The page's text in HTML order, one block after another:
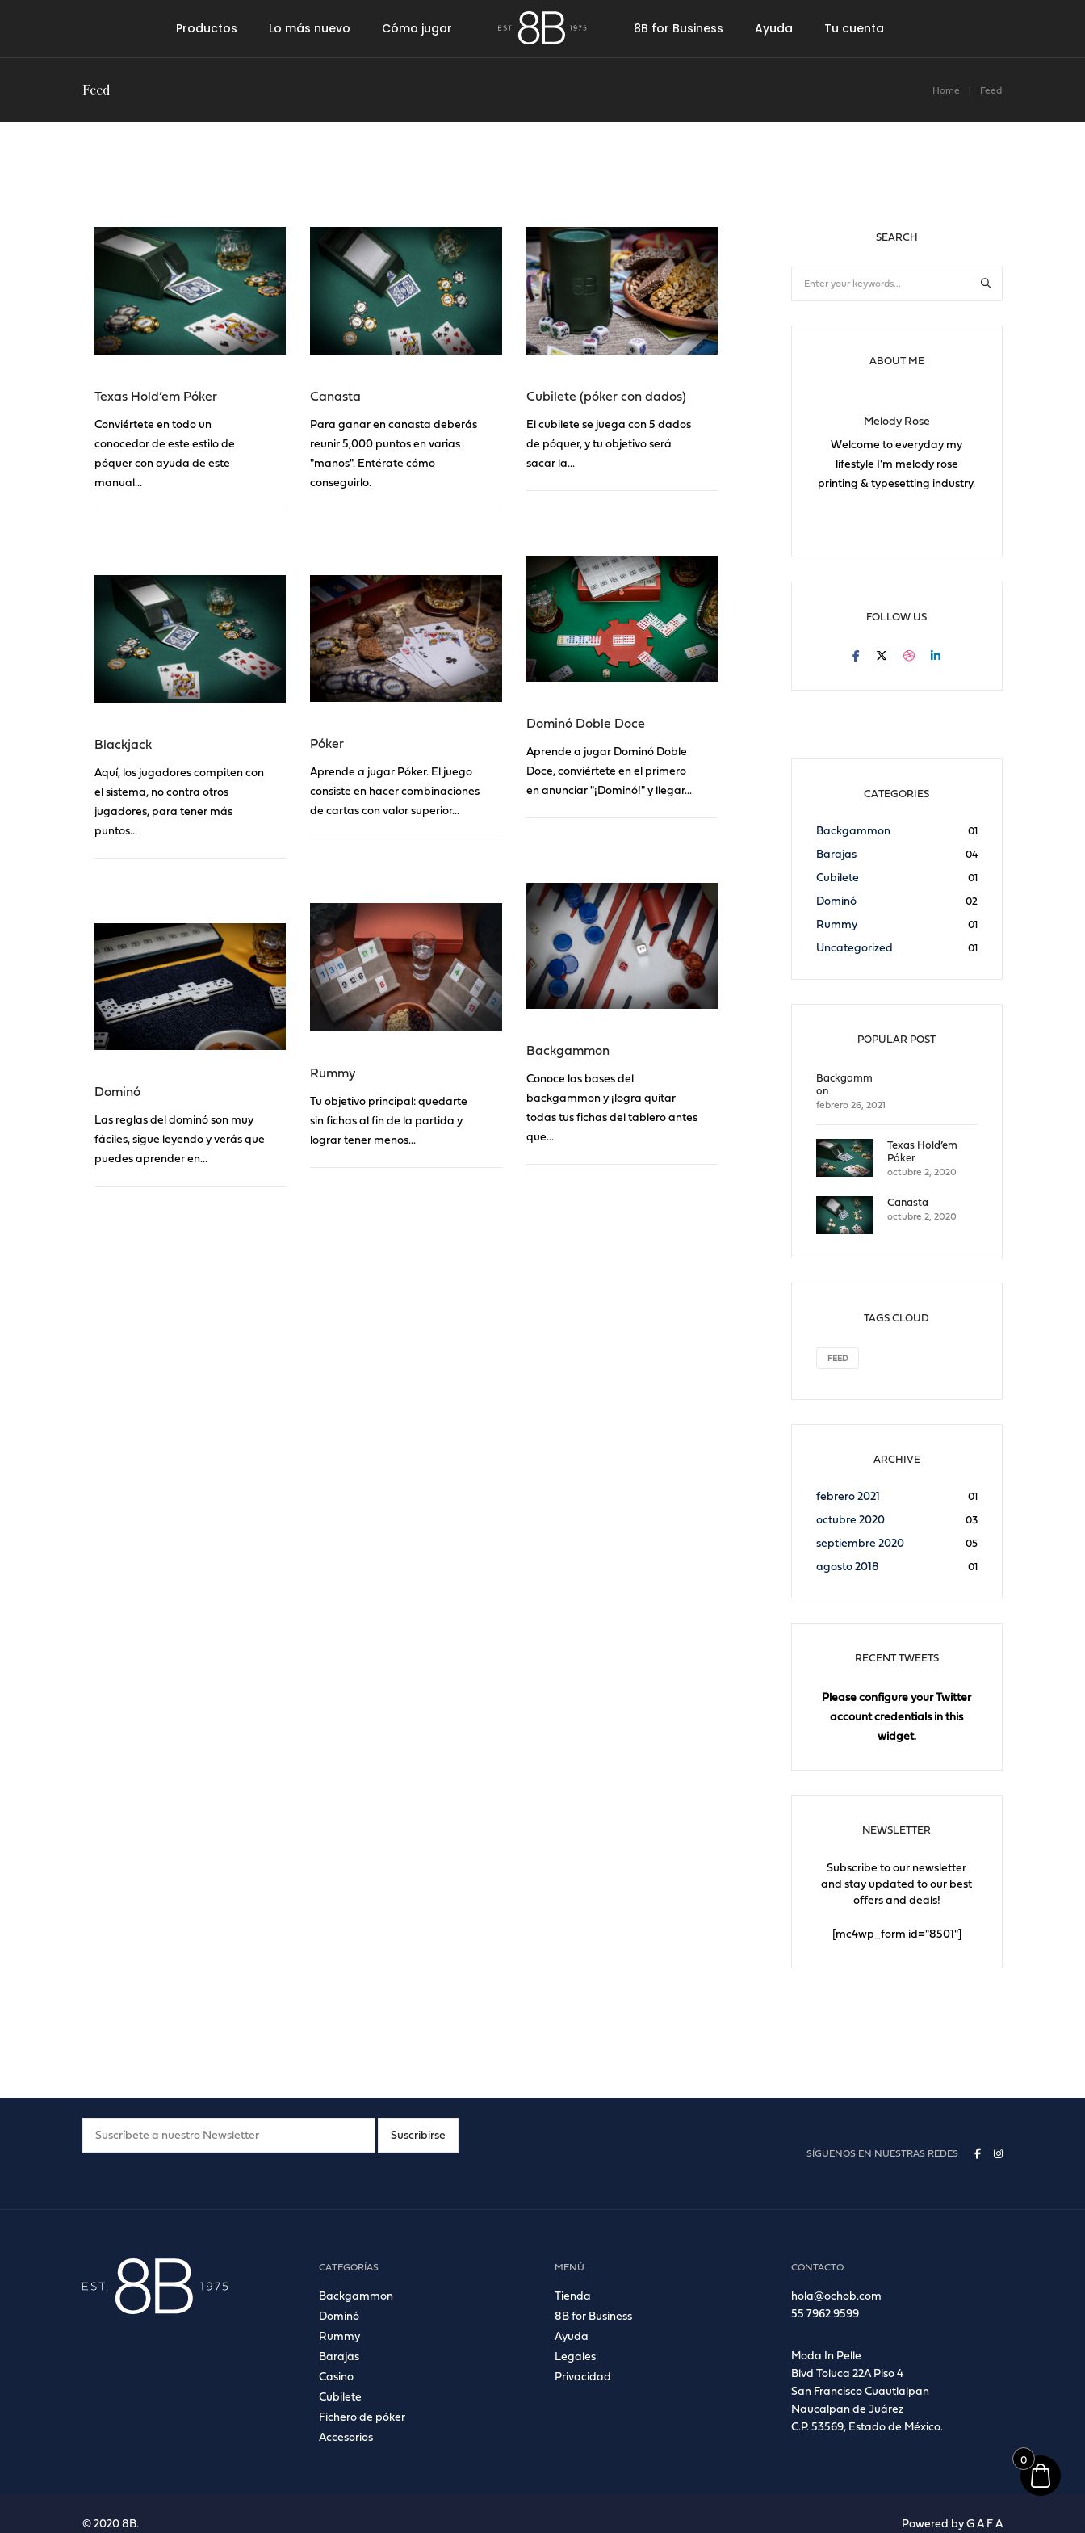
Productos
Ajedrez Gift Card
Lo más nuevo Cómo jugar 8B for Business Ayuda Tu cuenta
Feed Home Feed
Texas Hold’em Póker
Conviértete en todo un
conocedor de este estilo de
póquer con ayuda de este
manual...
Canasta
Para ganar en canasta deberás
reunir 5,000 puntos en varias
"manos". Entérate cómo
conseguirlo.
Cubilete (póker con dados)
El cubilete se juega con 5 dados
de póquer, y tu objetivo será
sacar la...
Dominó Doble Doce
Aprende a jugar Dominó Doble
Doce, conviértete en el primero
en anunciar "¡Dominó!" y llegar...
Póker
Aprende a jugar Póker. El juego
consiste en hacer combinaciones
de cartas con valor superior...
Blackjack
Aquí, los jugadores compiten con
el sistema, no contra otros
jugadores, para tener más
puntos...
Backgammon
Conoce las bases del
backgammon y ¡logra quitar
todas tus fichas del tablero antes
que...
Rummy
Tu objetivo principal: quedarte
sin fichas al fin de la partida y
lograr tener menos...
Dominó
Las reglas del dominó son muy
fáciles, sigue leyendo y verás que
puedes aprender en...
SEARCH
ABOUT ME
Melody Rose
Welcome to everyday my
lifestyle I'm melody rose
printing & typesetting industry.
FOLLOW US
CATEGORIES
Backgammon 01
Barajas 04
Cubilete 01
Dominó 02
Rummy 01
Uncategorized 01
POPULAR POST
Backgamm
on
febrero 26, 2021
Texas Hold’em
Póker
octubre 2, 2020
Canasta
octubre 2, 2020
TAGS CLOUD
FEED
ARCHIVE
febrero 2021 01
octubre 2020 03
septiembre 2020 05
agosto 2018 01
RECENT TWEETS
Please configure your Twitter
account credentials in this
widget.
NEWSLETTER
Subscribe to our newsletter
and stay updated to our best
offers and deals!
[mc4wp_form id="8501"]
SÍGUENOS EN NUESTRAS REDES
CATEGORÍAS
Backgammon
Dominó
Rummy
Barajas
Casino
Cubilete
Fichero de póker
Accesorios
MENÚ
Tienda
8B for Business
Ayuda
Legales
Privacidad
CONTACTO
hola@ochob.com
55 7962 9599
Moda In Pelle
Blvd Toluca 22A Piso 4
San Francisco Cuautlalpan
Naucalpan de Juárez
C.P. 53569, Estado de México.
© 2020 8B. Powered byG A F A
0